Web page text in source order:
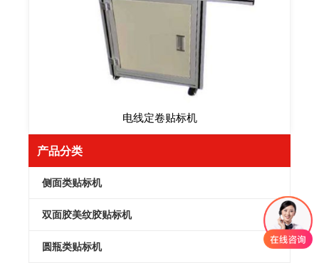
产品分类
侧面类贴标机
双面胶美纹胶贴标机
圆瓶类贴标机
电线定卷贴标机